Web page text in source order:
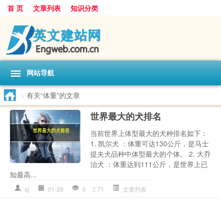
首 页 文章列表 知识分类
网站导航
> 有关“体重”的文章
世界最大的犬排名
当前世界上体型最大的犬种排名如下：
1. 凯尔犬 ：体重可达130公斤，是马士
提夫犬品种中体型最大的个体。 2. 大乔
治犬 ：体重达到111公斤，是世界上已
知最高...
sj 01-26 0 71 文章列表